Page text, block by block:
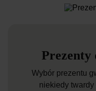
Prezenty
Wybór prezentu
niekiedy